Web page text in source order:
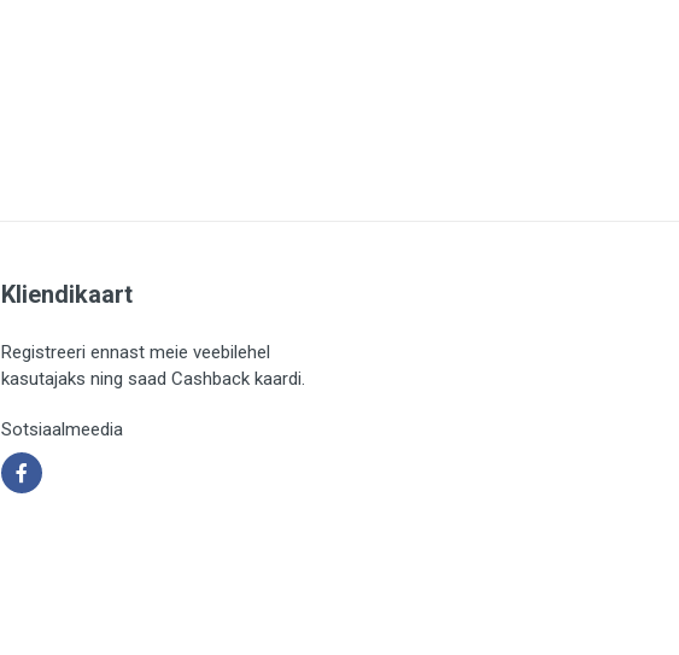
Kliendikaart
Registreeri ennast meie veebilehel
kasutajaks ning saad Cashback kaardi.
Sotsiaalmeedia